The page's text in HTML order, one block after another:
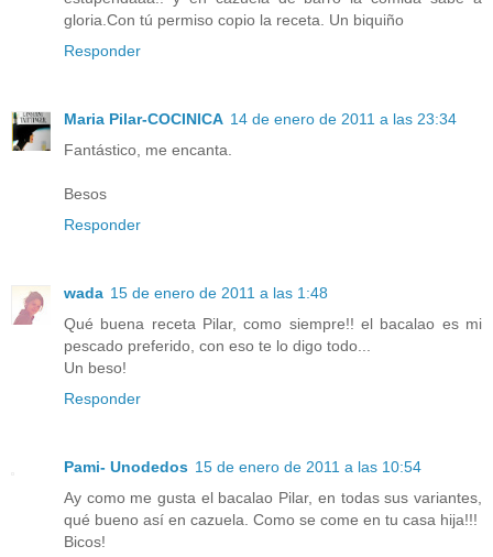
gloria.Con tú permiso copio la receta. Un biquiño
Responder
Maria Pilar-COCINICA 14 de enero de 2011 a las 23:34
Fantástico, me encanta.
Besos
Responder
wada 15 de enero de 2011 a las 1:48
Qué buena receta Pilar, como siempre!! el bacalao es mi
pescado preferido, con eso te lo digo todo...
Un beso!
Responder
Pami- Unodedos 15 de enero de 2011 a las 10:54
Ay como me gusta el bacalao Pilar, en todas sus variantes,
qué bueno así en cazuela. Como se come en tu casa hija!!!
Bicos!